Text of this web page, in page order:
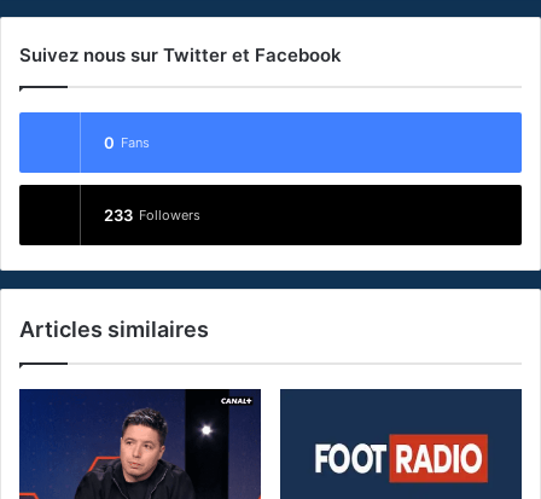
Suivez nous sur Twitter et Facebook
0 Fans
233 Followers
Articles similaires